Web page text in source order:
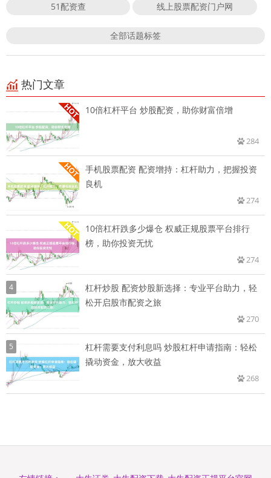
51配资查 线上股票配资门户网
全部话题标签
热门文章
10倍杠杆平台 炒股配资，助你财富倍增
284
手机股票配资 配资增持：杠杆助力，把握投资
良机
274
10倍杠杆跌多少爆仓 权威正规股票平台排行
榜，助你投资无忧
274
4
杠杆炒股 配资炒股新选择：专业平台助力，轻
松开启股市配资之旅
270
5
杠杆需要支付利息吗 炒股杠杆申请指南：轻松
撬动资金，放大收益
268